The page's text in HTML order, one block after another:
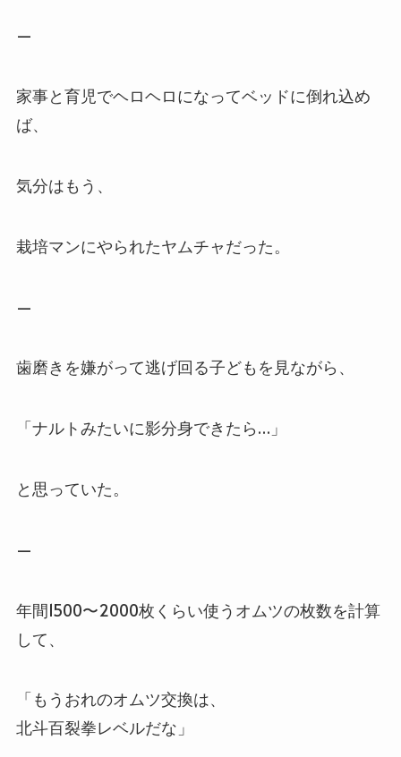
—
家事と育児でヘロヘロになってベッドに倒れ込め
ば、
気分はもう、
栽培マンにやられたヤムチャだった。
—
歯磨きを嫌がって逃げ回る子どもを見ながら、
「ナルトみたいに影分身できたら…」
と思っていた。
—
年間1500〜2000枚くらい使うオムツの枚数を計算
して、
「もうおれのオムツ交換は、
北斗百裂拳レベルだな」